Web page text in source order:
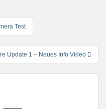
Test
Update 1 – Neues Info Video